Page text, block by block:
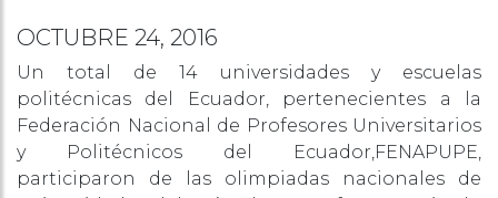
OCTUBRE 24, 2016
Un total de 14 universidades y escuelas
politécnicas del Ecuador, pertenecientes a la
Federación Nacional de Profesores Universitarios
y Politécnicos del Ecuador,FENAPUPE,
participaron de las olimpiadas nacionales de